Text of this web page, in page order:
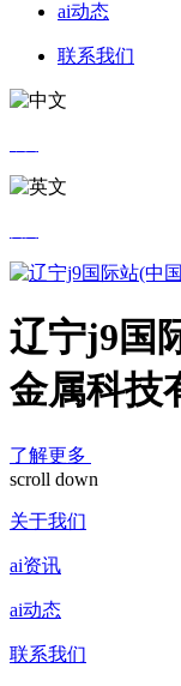
ai动态
联系我们
辽宁j9国
金属科技
了解更多
scroll down
关于我们
ai资讯
ai动态
联系我们